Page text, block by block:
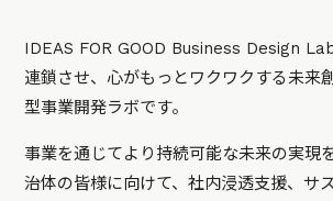
IDEAS FOR GOOD Business Design
連鎖させ、心がもっとワクワクする未来
型事業開発ラボです。
事業を通じてより持続可能な未来の実現
治体の皆様に向けて、社内浸透支援、サ